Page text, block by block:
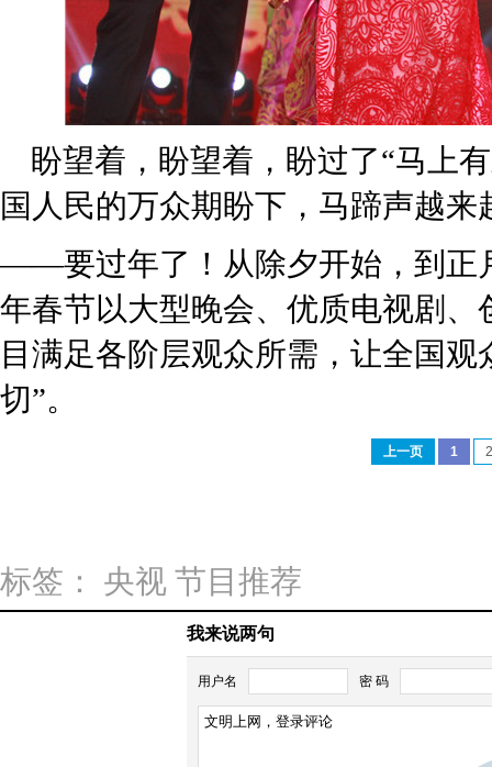
盼望着，盼望着，盼过了“马上
国人民的万众期盼下，马蹄声越来
——要过年了！从除夕开始，到
年春节以大型晚会、优质电视剧
目满足各阶层观众所需，让全国
切”。
上一页 1 2
标签： 央视 节目推荐
我来说两句
用户名 密 码